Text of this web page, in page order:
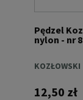
Pędzel
nylon - nr 8
KOZŁOWSKI
12,50 zł